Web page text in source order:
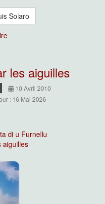
Solaro
les aiguilles
10 Avril 2010
: 16 Mai 2026